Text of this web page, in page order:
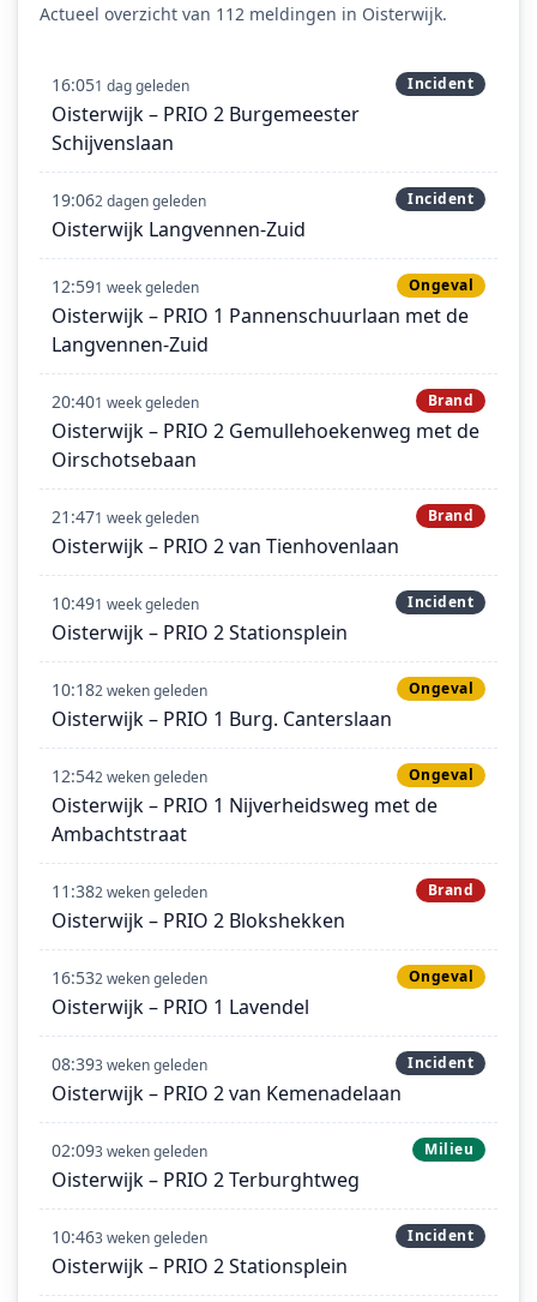
Actueel overzicht van 112 meldingen in Oisterwijk.
16:051 dag geleden Incident
Oisterwijk – PRIO 2 Burgemeester
Schijvenslaan
19:062 dagen geleden Incident
Oisterwijk Langvennen-Zuid
12:591 week geleden Ongeval
Oisterwijk – PRIO 1 Pannenschuurlaan met de
Langvennen-Zuid
20:401 week geleden Brand
Oisterwijk – PRIO 2 Gemullehoekenweg met de
Oirschotsebaan
21:471 week geleden Brand
Oisterwijk – PRIO 2 van Tienhovenlaan
10:491 week geleden Incident
Oisterwijk – PRIO 2 Stationsplein
10:182 weken geleden Ongeval
Oisterwijk – PRIO 1 Burg. Canterslaan
12:542 weken geleden Ongeval
Oisterwijk – PRIO 1 Nijverheidsweg met de
Ambachtstraat
11:382 weken geleden Brand
Oisterwijk – PRIO 2 Blokshekken
16:532 weken geleden Ongeval
Oisterwijk – PRIO 1 Lavendel
08:393 weken geleden Incident
Oisterwijk – PRIO 2 van Kemenadelaan
02:093 weken geleden Milieu
Oisterwijk – PRIO 2 Terburghtweg
10:463 weken geleden Incident
Oisterwijk – PRIO 2 Stationsplein